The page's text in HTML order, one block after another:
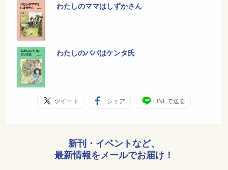
わたしのママはしずかさん
わたしのパパはケンタ氏
ツイート シェア LINEで送る
新刊・イベントなど、
最新情報をメールでお届け！